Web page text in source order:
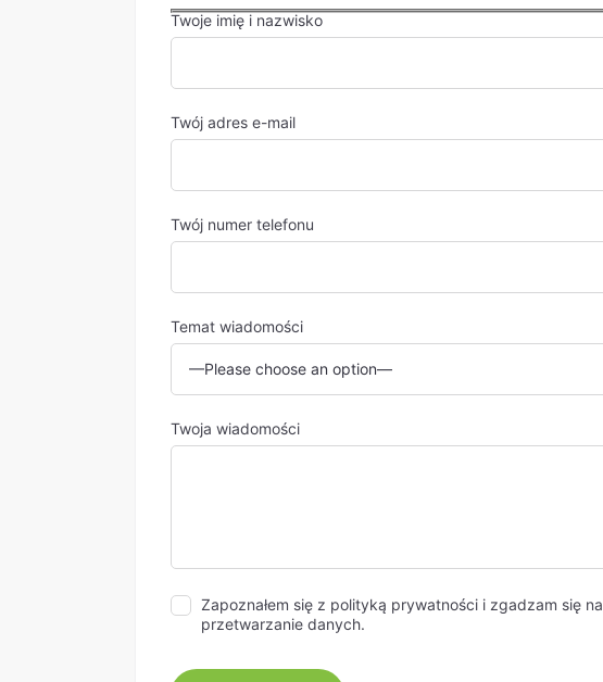
Twoje imię i nazwisko
Twój adres e-mail
Twój numer telefonu
Temat wiadomości
Twoja wiadomości
Zapoznałem się z polityką prywatności i zgadzam się na
przetwarzanie danych.